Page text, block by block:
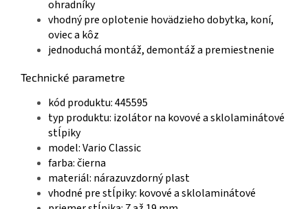
ohradníky
vhodný pre oplotenie hovädzieho dobytka, koní,
oviec a kôz
jednoduchá montáž, demontáž a premiestnenie
Technické parametre
kód produktu: 445595
typ produktu: izolátor na kovové a sklolaminátové
stĺpiky
model: Vario Classic
farba: čierna
materiál: nárazuvzdorný plast
vhodné pre stĺpiky: kovové a sklolaminátové